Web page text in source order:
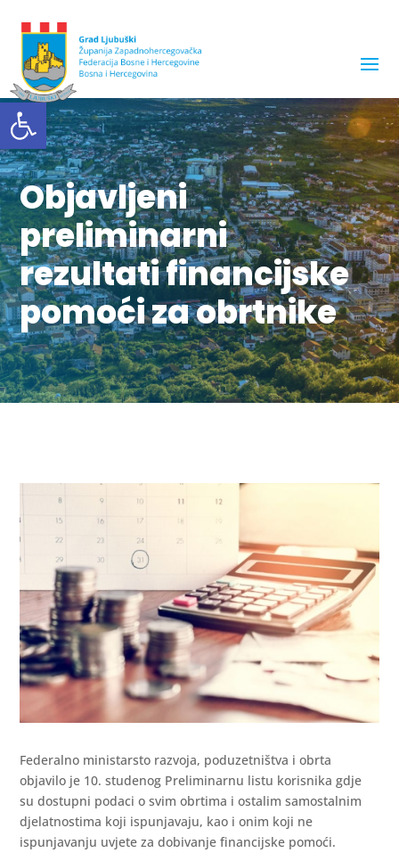
Objavljeni
preliminarni
rezultati financijske
pomoći za obrtnike
Federalno ministarsto razvoja, poduzetništva i obrta
objavilo je 10. studenog Preliminarnu listu korisnika gdje
su dostupni podaci o svim obrtima i ostalim samostalnim
djelatnostima koji ispunjavaju, kao i onim koji ne
ispunjavanju uvjete za dobivanje financijske pomoći.
Open toolbar